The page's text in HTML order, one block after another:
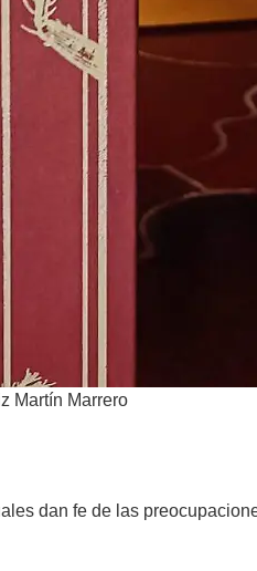
Martín Marrero
dan fe de las